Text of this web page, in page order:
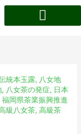
統本玉露, 八女地
, 八女茶の発症, 日本
福岡県茶業振興推進
級八女茶,高級茶